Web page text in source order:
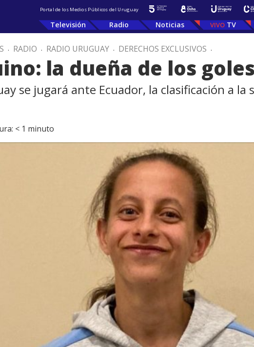
Portal de los Medios Públicos del Uruguay
Televisión Radio Noticias TV
. RADIO . RADIO URUGUAY . DERECHOS EXCLUSIVOS .
la dueña de los
se jugará ante Ecuador, la clasificación a
< 1 minuto